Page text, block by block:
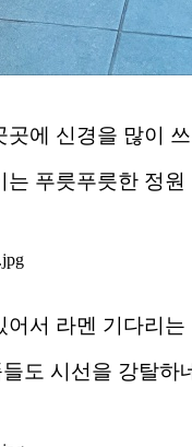
곳에 신경을 많이
푸릇푸릇한 정
어서 라멘 기다리
도 시선을 강탈하